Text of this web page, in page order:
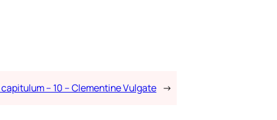
– 10 – Clementine Vulgate →